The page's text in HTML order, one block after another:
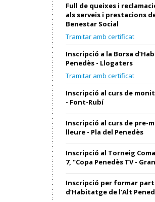
Full de queixes i
als serveis i prestacions
Benestar Social
Tramitar amb certificat
Inscripció a la Borsa
Penedès - Llogaters
Tramitar amb certificat
Inscripció al curs de
- Font-Rubí
Inscripció al curs de pre-
lleure - Pla del Penedès
Inscripció al Torneig
7, "Copa Penedès TV -
Inscripció per formar part
d’Habitatge de l’Alt